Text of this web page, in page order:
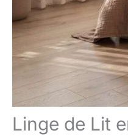
Linge de Lit